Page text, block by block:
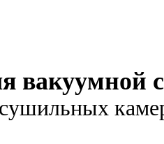
вакуумной
сушильных